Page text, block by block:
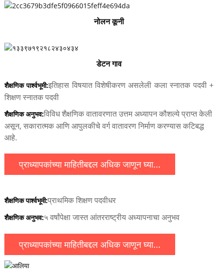
नोलन कूनी
डेटन गाव
शैक्षणिक पार्श्वभूमी:इतिहास विषयात विशेषीकरण असलेली कला स्नातक पदवी +
शिक्षण स्नातक पदवी
शैक्षणिक अनुभव:विविध शैक्षणिक वातावरणात उत्तम अध्यापन कौशल्ये प्राप्त केली
असून, सकारात्मक आणि आपुलकीचे वर्ग वातावरण निर्माण करण्यास कटिबद्ध
आहे.
प्राध्यापकांच्या माहितीबद्दल अधिक जाणून घ्या...
शैक्षणिक पार्श्वभूमी:प्राथमिक शिक्षण पदवीधर
शैक्षणिक अनुभव:५ वर्षांपेक्षा जास्त आंतरराष्ट्रीय अध्यापनाचा अनुभव
प्राध्यापकांच्या माहितीबद्दल अधिक जाणून घ्या...